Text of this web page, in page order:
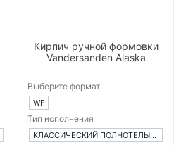
Кирпич ручной формовки
Vandersanden Alaska
Выберите формат
WF
Тип исполнения
КЛАССИЧЕСКИЙ ПОЛНОТЕЛЫЙ КИРПИЧ